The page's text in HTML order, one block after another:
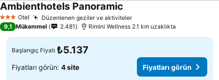
3 YıldızOtel Düzenlenen geziler ve aktiviteler
Ambienthotels Panoramic
9,1 Mükemmel 2.481 Rimini Wellness 2.1 km uzaklıkta
Başlangıç Fiyatı ₺5.137
Fiyatları görün: 4 site Fiyatları görün